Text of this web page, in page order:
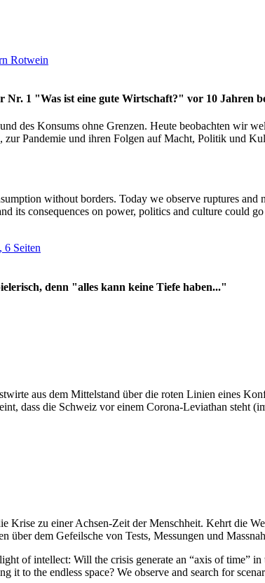
Rotwein
1 "Was ist eine gute Wirtschaft?" vor 10 Jahren
des Konsums ohne Grenzen. Heute beobachten wir
Pandemie und ihren Folgen auf Macht, Politik und
without borders. Today we observe ruptures and
its consequences on power, politics and culture could
6 Seiten
denn "alles kann keine Tiefe haben..."
aus dem Mittelstand über die roten Linien eines
dass die Schweiz vor einem Corona-Leviathan steht
zu einer Achsen-Zeit der Menschheit. Kehrt die
über dem Gefeilsche von Tests, Messungen und
of intellect: Will the crisis generate an “axis of time”
to the endless space? We observe and search for